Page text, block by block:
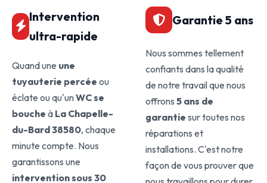
Intervention
ultra-rapide
Quand une une
tuyauterie percée ou
éclate ou qu'unWC se
bouche à La Chapelle-
du-Bard 38580, chaque
minute compte. Nous
garantissons une
intervention sous 30
Garantie 5 ans
Nous sommes tellement
confiants dans la qualité
de notre travail que nous
offrons 5 ans de
garantie sur toutes nos
réparations et
installations. C'est notre
façon de vous prouver que